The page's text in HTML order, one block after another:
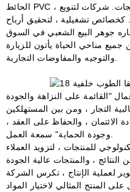
الحائط PVC ، وأفلام النوافذ وغيرها من المنتجات. شركات لتنويع
كخصائص تشغيلية ، لتحقيق أرباح
جوهر البيع الشعبي في السوق
جميع مناحي الحياة يأتون للزيارة
"القائمة على النزاهة والجودة
التجار ، ومن بين المستهلكين
الائتمان ، والحفاظ على العقد ،
للمنتجات ، لتزويد العملاء
لعملية الإنتاج ، تكرس الشركة
المنتج المثالي لاختيار المواد